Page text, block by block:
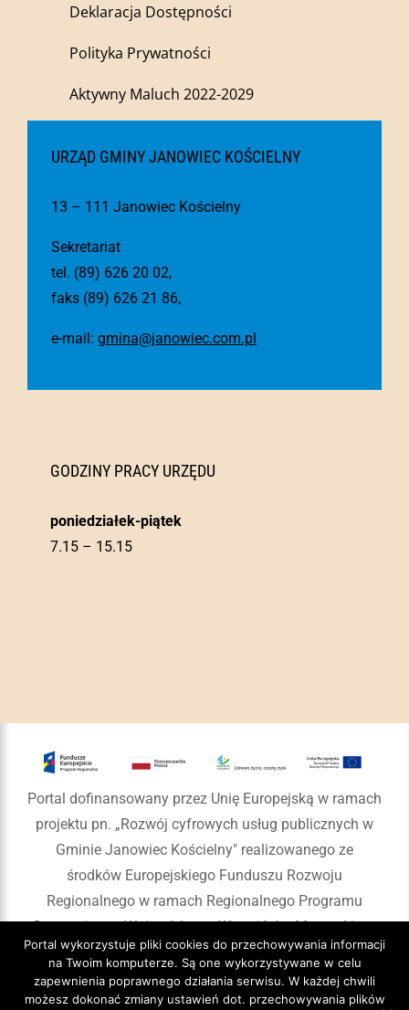
Deklaracja Dostępności
Polityka Prywatności
Aktywny Maluch 2022-2029
URZĄD GMINY JANOWIEC KOŚCIELNY
13 – 111 Janowiec Kościelny
Sekretariat
tel. (89) 626 20 02,
faks (89) 626 21 86,
e-mail: gmina@janowiec.com.pl
GODZINY PRACY URZĘDU
poniedziałek-piątek
7.15 – 15.15
Portal dofinansowany przez Unię Europejską w ramach
projektu pn. „Rozwój cyfrowych usług publicznych w
Gminie Janowiec Kościelny" realizowanego ze
środków Europejskiego Funduszu Rozwoju
Regionalnego w ramach Regionalnego Programu
Operacyjnego Województwa Warmińsko-Mazurskiego
na lata 2014-2020
Portal wykorzystuje pliki cookies do przechowywania informacji
na Twoim komputerze. Są one wykorzystywane w celu
zapewnienia poprawnego działania serwisu. W każdej chwili
możesz dokonać zmiany ustawień dot. przechowywania plików